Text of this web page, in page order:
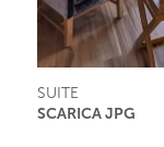
SUITE
SCARICA JPG